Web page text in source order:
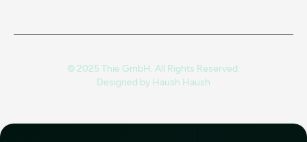
© 2025 Thie GmbH. All Rights Reserved.
Designed by Haush Haush